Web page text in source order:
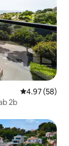
औसत रेटिंग 5 में
4.97 (58)
2b